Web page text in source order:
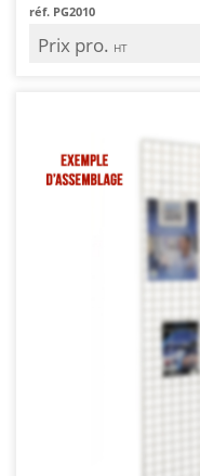
réf. PG2010
Prix pro. HT